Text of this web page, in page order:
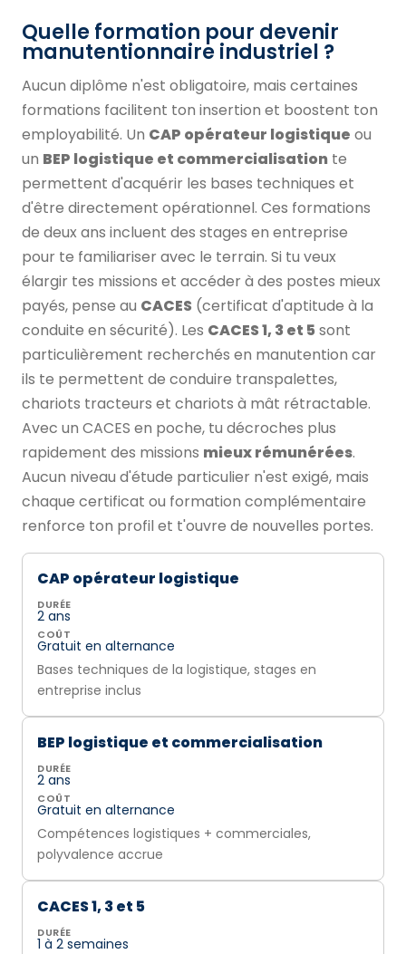
Quelle formation pour devenir
manutentionnaire industriel ?
Aucun diplôme n'est obligatoire, mais certaines
formations facilitent ton insertion et boostent ton
employabilité. Un CAP opérateur logistique ou
un BEP logistique et commercialisation te
permettent d'acquérir les bases techniques et
d'être directement opérationnel. Ces formations
de deux ans incluent des stages en entreprise
pour te familiariser avec le terrain. Si tu veux
élargir tes missions et accéder à des postes mieux
payés, pense au CACES (certificat d'aptitude à la
conduite en sécurité). Les CACES 1, 3 et 5 sont
particulièrement recherchés en manutention car
ils te permettent de conduire transpalettes,
chariots tracteurs et chariots à mât rétractable.
Avec un CACES en poche, tu décroches plus
rapidement des missions mieux rémunérées.
Aucun niveau d'étude particulier n'est exigé, mais
chaque certificat ou formation complémentaire
renforce ton profil et t'ouvre de nouvelles portes.
CAP opérateur logistique
DURÉE
2 ans
COÛT
Gratuit en alternance
Bases techniques de la logistique, stages en
entreprise inclus
BEP logistique et commercialisation
DURÉE
2 ans
COÛT
Gratuit en alternance
Compétences logistiques + commerciales,
polyvalence accrue
CACES 1, 3 et 5
DURÉE
1 à 2 semaines